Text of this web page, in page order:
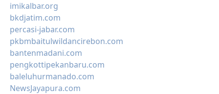
imikalbar.org
bkdjatim.com
percasi-jabar.com
pkbmbaitulwildancirebon.com
bantenmadani.com
pengkottipekanbaru.com
baleluhurmanado.com
NewsJayapura.com